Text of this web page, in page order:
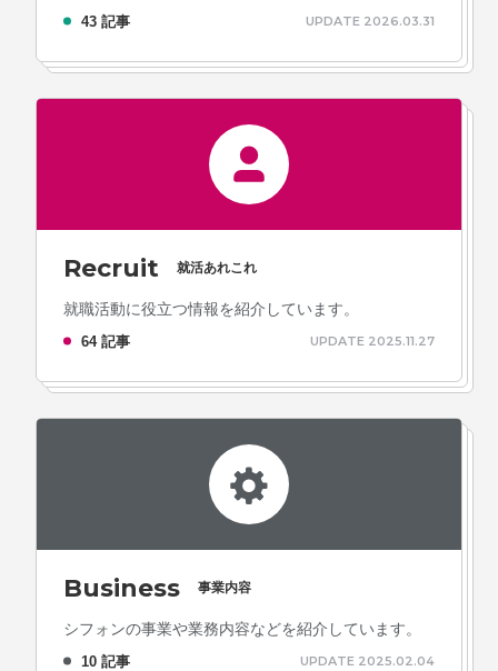
43 記事 UPDATE 2026.03.31
Recruit 就活あれこれ
就職活動に役立つ情報を紹介しています。
64 記事 UPDATE 2025.11.27
Business 事業内容
シフォンの事業や業務内容などを紹介しています。
10 記事 UPDATE 2025.02.04